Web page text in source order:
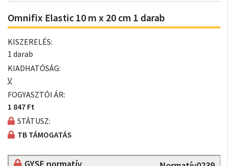
Omnifix Elastic 10 m x 20 cm 1 darab
KISZERELÉS:
1 darab
KIADHATÓSÁG:
V
FOGYASZTÓI ÁR:
1 847 Ft
STÁTUSZ:
TB TÁMOGATÁS
GYSE normatív